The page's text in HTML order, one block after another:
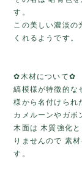
す。
この美しい濃淡の
くれるようです。
✿木材について✿
縞模様が特徴的な
様から名付けられ
カメルーンやガボ
木面は 木質強化
りませんので 素
す。